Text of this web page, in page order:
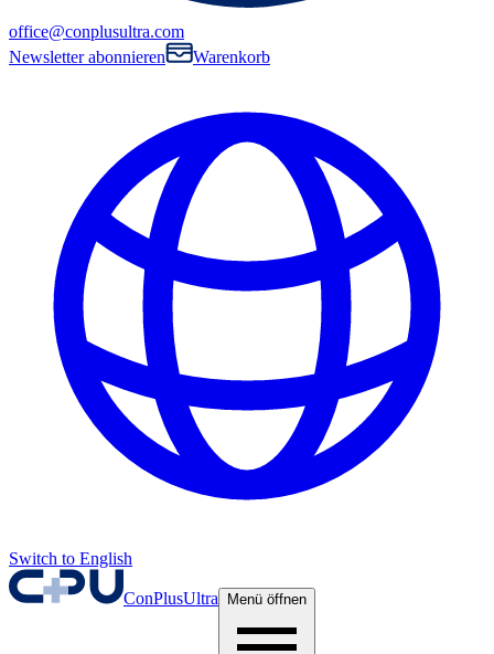
office@conplusultra.com
Newsletter abonnieren
Warenkorb
Switch to English
ConPlusUltra Menü öffnen